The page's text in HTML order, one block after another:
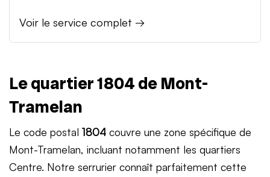
Voir le service complet →
Le quartier 1804 de Mont-
Tramelan
Le code postal 1804 couvre une zone spécifique de
Mont-Tramelan, incluant notamment les quartiers
Centre. Notre serrurier connaît parfaitement cette